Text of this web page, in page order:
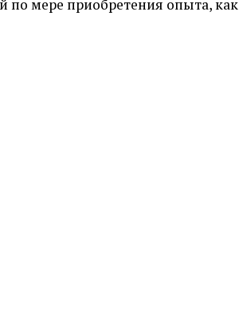
по мере приобретения опыта, как